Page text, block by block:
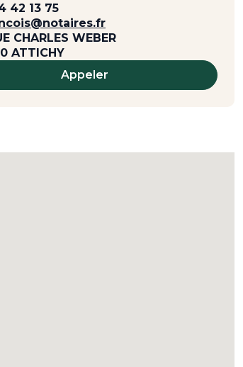
42 13 75
CHARLES WEBER
ATTICHY
Appeler